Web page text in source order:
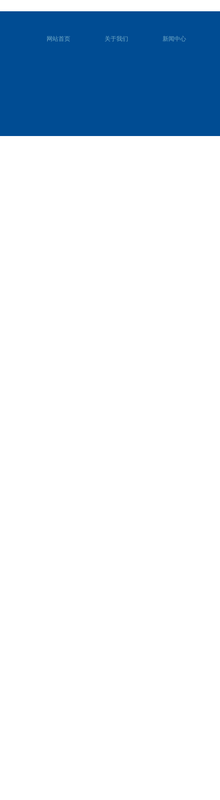
网站首页 关于我们 新闻中心